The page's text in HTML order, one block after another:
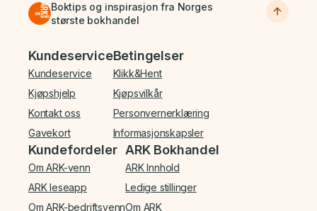
Boktips og inspirasjon fra Norges
største bokhandel
Bunnmeny
Kundeservice
Kundeservice
Kjøpshjelp
Kontakt oss
Gavekort
Betingelser
Klikk&Hent
Kjøpsvilkår
Personvernerklæring
Informasjonskapsler
Kundefordeler
Om ARK-venn
ARK leseapp
Om ARK-bedriftsvenn
ARK Bokhandel
ARK Innhold
Ledige stillinger
Om ARK